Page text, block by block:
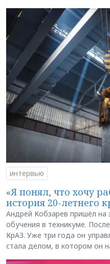
интервью
«Я понял, что хочу
история 20-летнего
Андрей Кобзарев пришёл на
обучения в техникуме.
КрАЗ. Уже три года он
стала делом, в котором он